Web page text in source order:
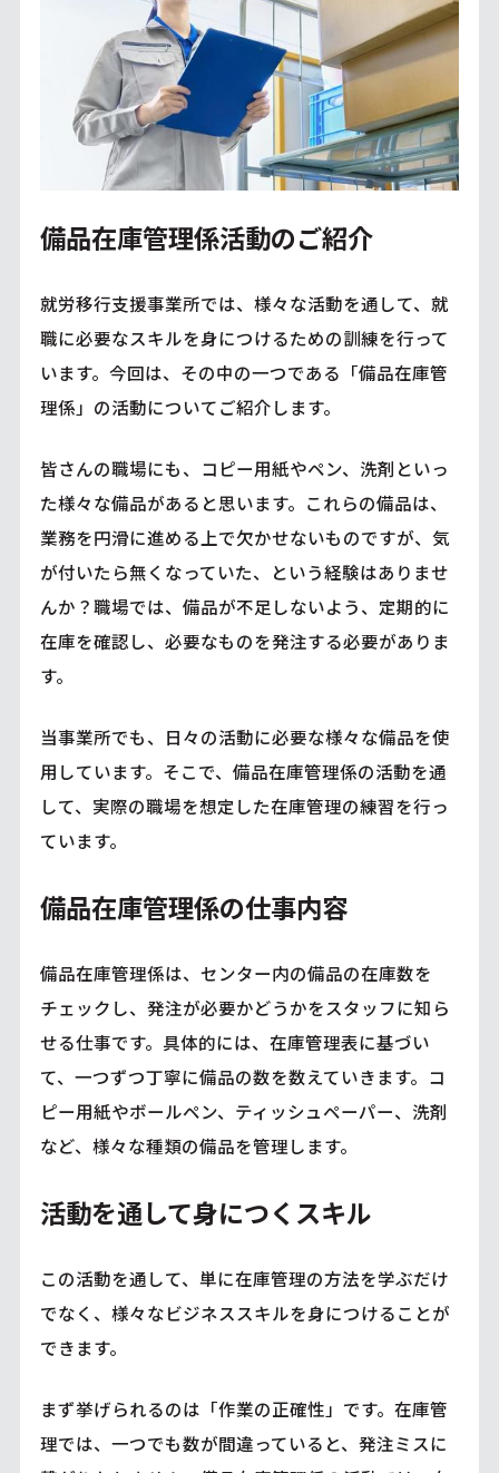
備品在庫管理係活動のご紹介
就労移行支援事業所では、様々な活動を通して、就
職に必要なスキルを身につけるための訓練を行って
います。今回は、その中の一つである「備品在庫管
理係」の活動についてご紹介します。
皆さんの職場にも、コピー用紙やペン、洗剤といっ
た様々な備品があると思います。これらの備品は、
業務を円滑に進める上で欠かせないものですが、気
が付いたら無くなっていた、という経験はありませ
んか？職場では、備品が不足しないよう、定期的に
在庫を確認し、必要なものを発注する必要がありま
す。
当事業所でも、日々の活動に必要な様々な備品を使
用しています。そこで、備品在庫管理係の活動を通
して、実際の職場を想定した在庫管理の練習を行っ
ています。
備品在庫管理係の仕事内容
備品在庫管理係は、センター内の備品の在庫数を
チェックし、発注が必要かどうかをスタッフに知ら
せる仕事です。具体的には、在庫管理表に基づい
て、一つずつ丁寧に備品の数を数えていきます。コ
ピー用紙やボールペン、ティッシュペーパー、洗剤
など、様々な種類の備品を管理します。
活動を通して身につくスキル
この活動を通して、単に在庫管理の方法を学ぶだけ
でなく、様々なビジネススキルを身につけることが
できます。
まず挙げられるのは「作業の正確性」です。在庫管
理では、一つでも数が間違っていると、発注ミスに